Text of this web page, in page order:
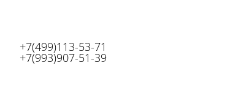
+7(499)113-53-71
+7(993)907-51-39